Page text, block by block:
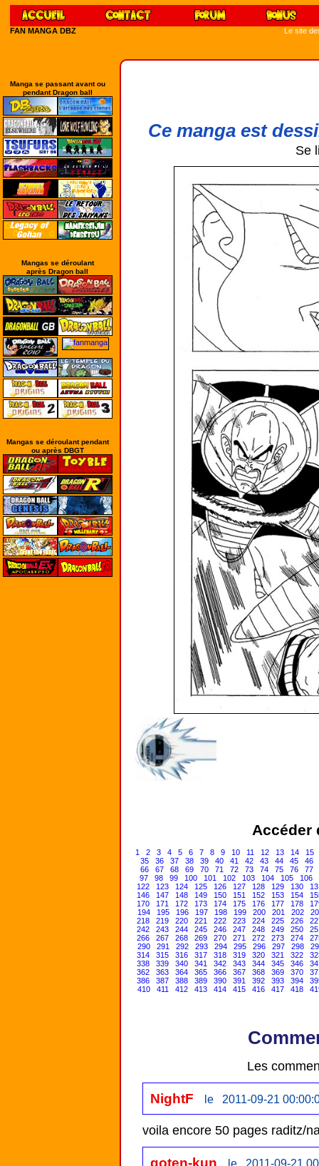
FAN MANGA DBZ Le site
Manga se passant avant ou
pendant Dragon ball
Mangas se déroulant
après Dragon ball
Mangas se déroulant pendant
ou après DBGT
Ce manga est
Se
Accéder
1 2 3 4 5 6 7 8 9 10 11 12 13 14
15
35
36 37 38 39 40 41 42 43 44 45
46
66
67 68 69 70 71 72 73 74 75 76
77
97
98 99 100 101 102 103 104 105
106
122
123 124 125 126 127 128 129 130
146
147 148 149 150 151 152 153 154
170
171 172 173 174 175 176 177 178
194
195 196 197 198 199 200 201 202
218
219 220 221 222 223 224 225 226
242
243 244 245 246 247 248 249 250
266
267 268 269 270 271 272 273 274
290
291 292 293 294 295 296 297 298
314
315 316 317 318 319 320 321 322
338
339 340 341 342 343 344 345 346
362
363 364 365 366 367 368 369 370
386
387 388 389 390 391 392 393 394
410
411 412 413 414 415 416 417 418
Les
NightF le 2011-09-21
voila encore 50 pages raditz/
goten-kun le 2011-09-21